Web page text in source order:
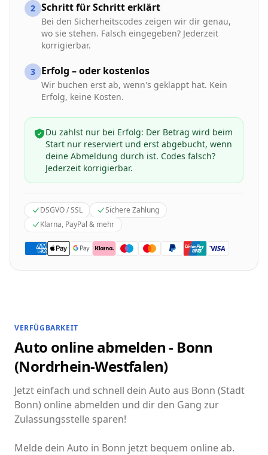
2 Schritt für Schritt erklärt
Bei den Sicherheitscodes zeigen wir dir genau,
wo sie stehen. Falsch eingegeben? Jederzeit
korrigierbar.
3 Erfolg – oder kostenlos
Wir buchen erst ab, wenn's geklappt hat. Kein
Erfolg, keine Kosten.
Du zahlst nur bei Erfolg: Der Betrag wird beim
Start nur reserviert und erst abgebucht, wenn
deine Abmeldung durch ist. Codes falsch?
Jederzeit korrigierbar.
DSGVO / SSL
Sichere Zahlung
Klarna, PayPal & mehr
VERFÜGBARKEIT
Auto online abmelden - Bonn
(Nordrhein-Westfalen)
Jetzt einfach und schnell dein Auto aus Bonn (Stadt
Bonn) online abmelden und dir den Gang zur
Zulassungsstelle sparen!
Melde dein Auto in Bonn jetzt bequem online ab.